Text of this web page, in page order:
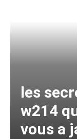
les
w214
vous a